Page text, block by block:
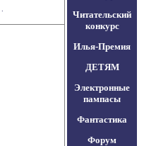
Читательский
конкурс
Илья-Премия
ДЕТЯМ
Электронные
пампасы
Фантастика
Форум